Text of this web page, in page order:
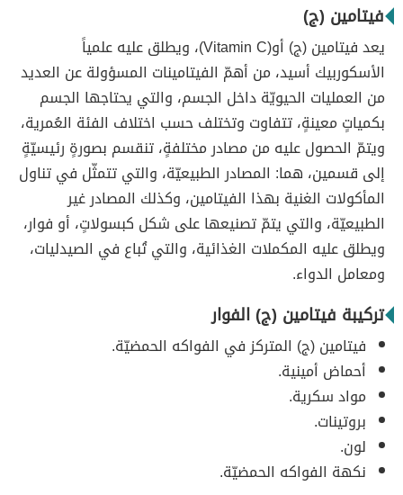
فيتامين (ج)
يعد فيتامين (ج) أو(Vitamin C)، ويطلق عليه علمياً
الأسكوربيك أسيد، من أهمّ الفيتامينات المسؤولة عن العديد
من العمليات الحيويّة داخل الجسم، والتي يحتاجها الجسم
بكمياتٍ معينةٍ، تتفاوت وتختلف حسب اختلاف الفئة العُمرية،
ويتمّ الحصول عليه من مصادر مختلفةٍ، تنقسم بصورةٍ رئيسيّةٍ
إلى قسمين، هما: المصادر الطبيعيّة، والتي تتمثّل في تناول
المأكولات الغنية بهذا الفيتامين، وكذلك المصادر غير
الطبيعيّة، والتي يتمّ تصنيعها على شكل كبسولاتٍ، أو فوار،
ويطلق عليه المكملات الغذائية، والتي تُباع في الصيدليات،
ومعامل الدواء.
تركيبة فيتامين (ج) الفوار
فيتامين (ج) المتركز في الفواكه الحمضيّة.
أحماض أمينية.
مواد سكرية.
بروتينات.
لون.
نكهة الفواكه الحمضيّة.